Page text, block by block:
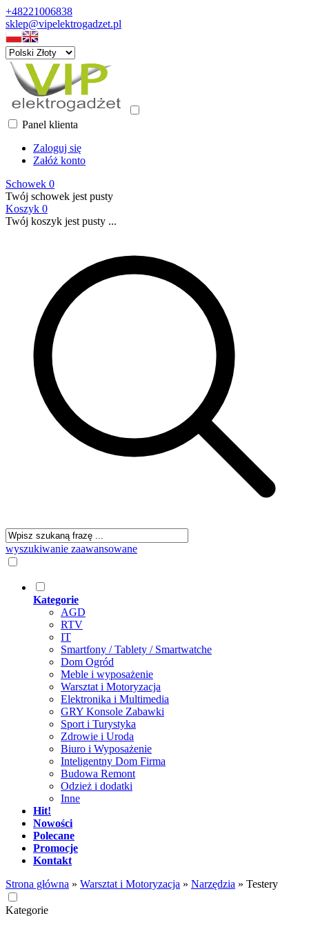
+48221006838
sklep@vipelektrogadzet.pl
Panel klienta
Zaloguj się
Załóż konto
Schowek 0
Twój schowek jest pusty
Koszyk 0
Twój koszyk jest pusty ...
wyszukiwanie zaawansowane
Kategorie
AGD
RTV
IT
Smartfony / Tablety / Smartwatche
Dom Ogród
Meble i wyposażenie
Warsztat i Motoryzacja
Elektronika i Multimedia
GRY Konsole Zabawki
Sport i Turystyka
Zdrowie i Uroda
Biuro i Wyposażenie
Inteligentny Dom Firma
Budowa Remont
Odzież i dodatki
Inne
Hit!
Nowości
Polecane
Promocje
Kontakt
Strona główna » Warsztat i Motoryzacja » Narzędzia » Testery
Kategorie